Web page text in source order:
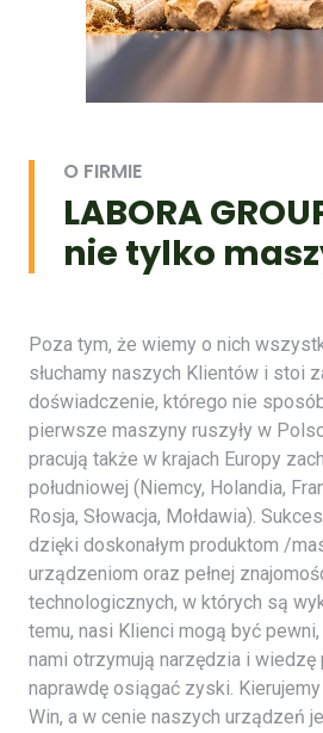
O FIRMIE
LABORA
nie tylko
Poza tym, że wiemy o nich
słuchamy naszych Klientów i stoi
doświadczenie, którego nie
pierwsze maszyny ruszyły w
pracują także w krajach Europy
południowej (Niemcy, Holandia,
Rosja, Słowacja, Mołdawia).
dzięki doskonałym produktom /
urządzeniom oraz pełnej
technologicznych, w których są
temu, nasi Klienci mogą być
nami otrzymują narzędzia i wiedzę
naprawdę osiągać zyski.
Win, a w cenie naszych urządzeń